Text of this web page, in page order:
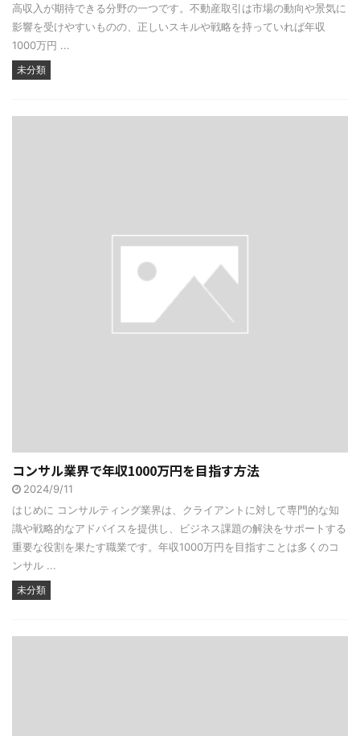
高収入が期待できる分野の一つです。不動産取引は市場の動向や景気に
影響を受けやすいものの、正しいスキルや戦略を持っていれば年収
1000万円 ...
未分類
コンサル業界で年収1000万円を目指す方法
2024/9/11
はじめに コンサルティング業界は、クライアントに対して専門的な知
識や戦略的なアドバイスを提供し、ビジネス課題の解決をサポートする
重要な役割を果たす職業です。年収1000万円を目指すことは多くのコ
ンサル ...
未分類